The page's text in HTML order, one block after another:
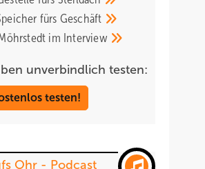
fürs Geschäft
im Interview
unverbindlich testen:
testen!
Ohr - Podcast